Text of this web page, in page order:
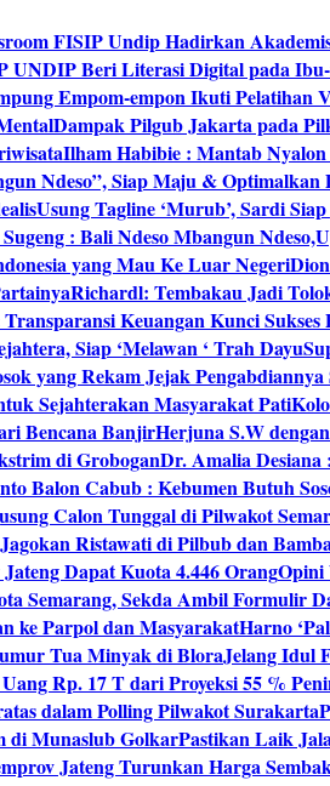
FISIP Undip Hadirkan
UNDIP Beri Literasi Digital pada
Empom-empon Ikuti Pelatihan
Dampak Pilgub Jakarta pada
Ilham Habibie : Mantab
Ndeso”, Siap Maju & Optimalkan
Usung Tagline ‘Murub’, Sardi
: Bali Ndeso Mbangun
yang Mau Ke Luar Negeri
Richardl: Tembakau Jadi
Keuangan Kunci
Siap ‘Melawan ‘ Trah Dayu
yang Rekam Jejak
Sejahterakan Masyarakat Pati
Bencana BanjirHerjuna S.W
di GroboganDr. Amalia
Balon Cabub : Kebumen Butuh
Calon Tunggal di Pilwakot
Ristawati di Pilbub dan
Dapat Kuota 4.446 OrangOpini
Semarang, Sekda Ambil Formulir
ke Parpol dan MasyarakatHarno
Tua Minyak di BloraJelang Idul
Rp. 17 T dari Proyeksi 55 %
dalam Polling Pilwakot Surakarta
di Munaslub GolkarPastikan Laik
Jateng Turunkan Harga